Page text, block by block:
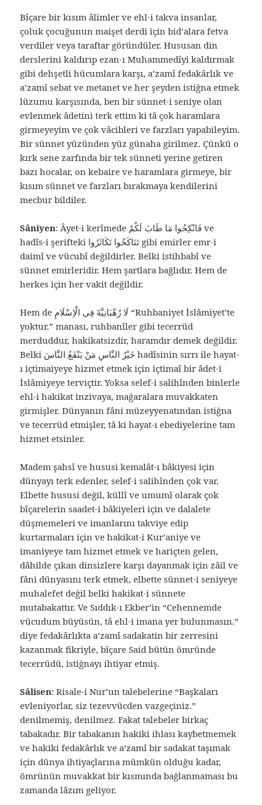
Bîçare bir kısım âlimler ve ehl-i takva insanlar,
çoluk çocuğunun maişet derdi için bid’alara fetva
verdiler veya taraftar göründüler. Hususan din
derslerini kaldırıp ezan-ı Muhammedîyi kaldırmak
gibi dehşetli hücumlara karşı, a’zamî fedakârlık ve
a’zamî sebat ve metanet ve her şeyden istiğna etmek
lüzumu karşısında, ben bir sünnet-i seniye olan
evlenmek âdetini terk ettim ki tâ çok haramlara
girmeyeyim ve çok vâcibleri ve farzları yapabileyim.
Bir sünnet yüzünden yüz günaha girilmez. Çünkü o
kırk sene zarfında bir tek sünneti yerine getiren
bazı hocalar, on kebaire ve haramlara girmeye, bir
kısım sünnet ve farzları bırakmaya kendilerini
mecbur bildiler.
Sâniyen: Âyet-i kerîmede فَانْكِحُوا مَا طَابَ لَكُمْ ve
hadîs-i şerifteki تَنَاكَحُوا تَكَاثَرُوا gibi emirler emr-i
daimî ve vücubî değildirler. Belki istihbabî ve
sünnet emirleridir. Hem şartlara bağlıdır. Hem de
herkes için her vakit değildir.
Hem de لَا رُهْبَانِيَّةَ فِى الْاِسْلَامِ “Ruhbaniyet İslâmiyet’te
yoktur.” manası, ruhbanîler gibi tecerrüd
merduddur, hakikatsizdir, haramdır demek değildir.
Belki خَيْرُ النَّاسِ مَنْ يَنْفَعُ النَّاسَ hadîsinin sırrı ile hayat-
ı içtimaiyeye hizmet etmek için içtimaî bir âdet-i
İslâmiyeye terviçtir. Yoksa selef-i salihînden binlerle
ehl-i hakikat inzivaya, mağaralara muvakkaten
girmişler. Dünyanın fâni müzeyyenatından istiğna
ve tecerrüd etmişler, tâ ki hayat-ı ebediyelerine tam
hizmet etsinler.
Madem şahsî ve hususi kemalât-ı bâkiyesi için
dünyayı terk edenler, selef-i salihînden çok var.
Elbette hususi değil, küllî ve umumî olarak çok
bîçarelerin saadet-i bâkiyeleri için ve dalalete
düşmemeleri ve imanlarını takviye edip
kurtarmaları için ve hakikat-i Kur’aniye ve
imaniyeye tam hizmet etmek ve hariçten gelen,
dâhilde çıkan dinsizlere karşı dayanmak için zâil ve
fâni dünyasını terk etmek, elbette sünnet-i seniyeye
muhalefet değil belki hakikat-i sünnete
mutabakattır. Ve Sıddık-ı Ekber’in “Cehennemde
vücudum büyüsün, tâ ehl-i imana yer bulunmasın.”
diye fedakârlıkta a’zamî sadakatin bir zerresini
kazanmak fikriyle, bîçare Said bütün ömründe
tecerrüdü, istiğnayı ihtiyar etmiş.
Sâlisen: Risale-i Nur’un talebelerine “Başkaları
evleniyorlar, siz tezevvücden vazgeçiniz.”
denilmemiş, denilmez. Fakat talebeler birkaç
tabakadır. Bir tabakanın hakiki ihlası kaybetmemek
ve hakiki fedakârlık ve a’zamî bir sadakat taşımak
için dünya ihtiyaçlarına mümkün olduğu kadar,
ömrünün muvakkat bir kısmında bağlanmaması bu
zamanda lâzım geliyor.